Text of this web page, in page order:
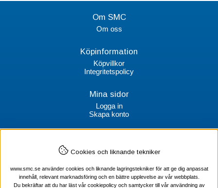
Om SMC
Om oss
Köpinformation
Köpvillkor
Integritetspolicy
Mina sidor
Logga in
Skapa konto
SMC Stockholms Maskincentral AB
100 64 Stockholm
Tel Verktyg: 08-578 55 230
Cookies och liknande tekniker
www.smc.se använder cookies och liknande lagringstekniker för att ge dig anpassat
innehåll, relevant marknadsföring och en bättre upplevelse av vår webbplats.
Du bekräftar att du har läst vår cookiepolicy och samtycker till vår användning av